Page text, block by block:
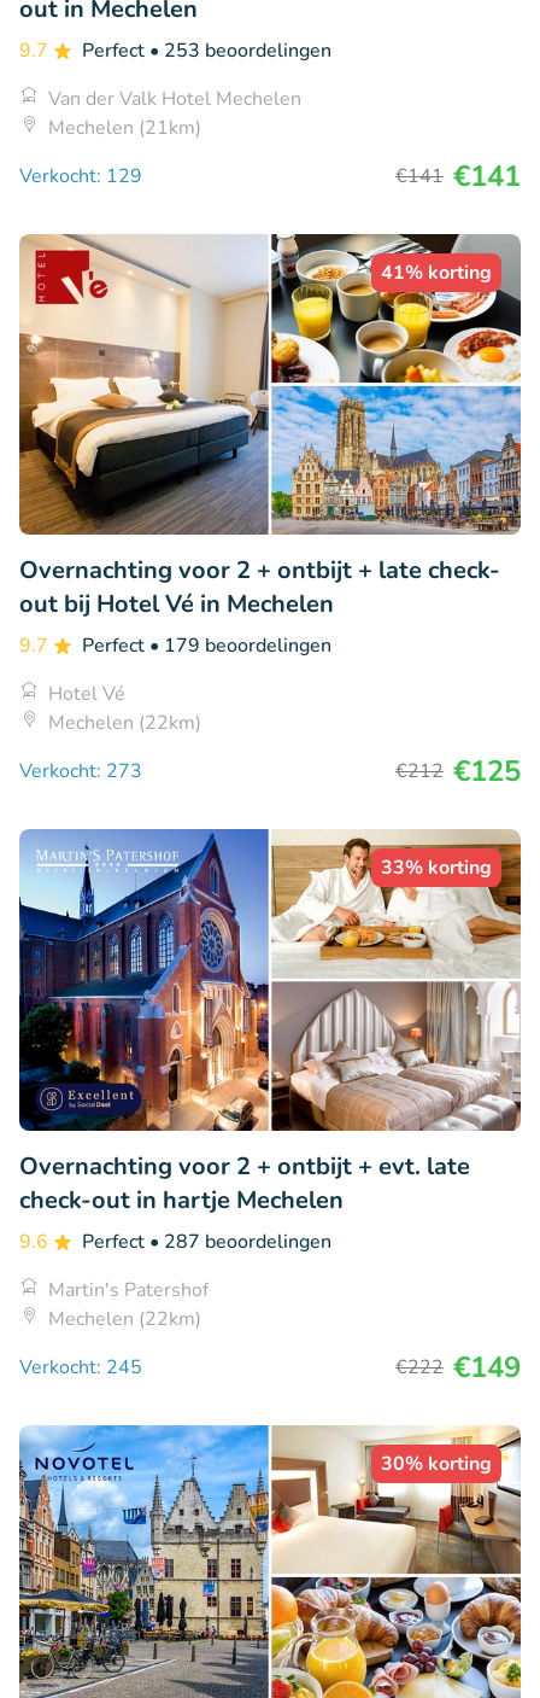
out in Mechelen
9.7 Perfect • 253 beoordelingen
Van der Valk Hotel Mechelen
Mechelen (21km)
Verkocht: 129
€141 €141
41% korting
Overnachting voor 2 + ontbijt + late check-
out bij Hotel Vé in Mechelen
9.7 Perfect • 179 beoordelingen
Hotel Vé
Mechelen (22km)
Verkocht: 273
€212 €125
33% korting
Overnachting voor 2 + ontbijt + evt. late
check-out in hartje Mechelen
9.6 Perfect • 287 beoordelingen
Martin's Patershof
Mechelen (22km)
Verkocht: 245
€222 €149
30% korting